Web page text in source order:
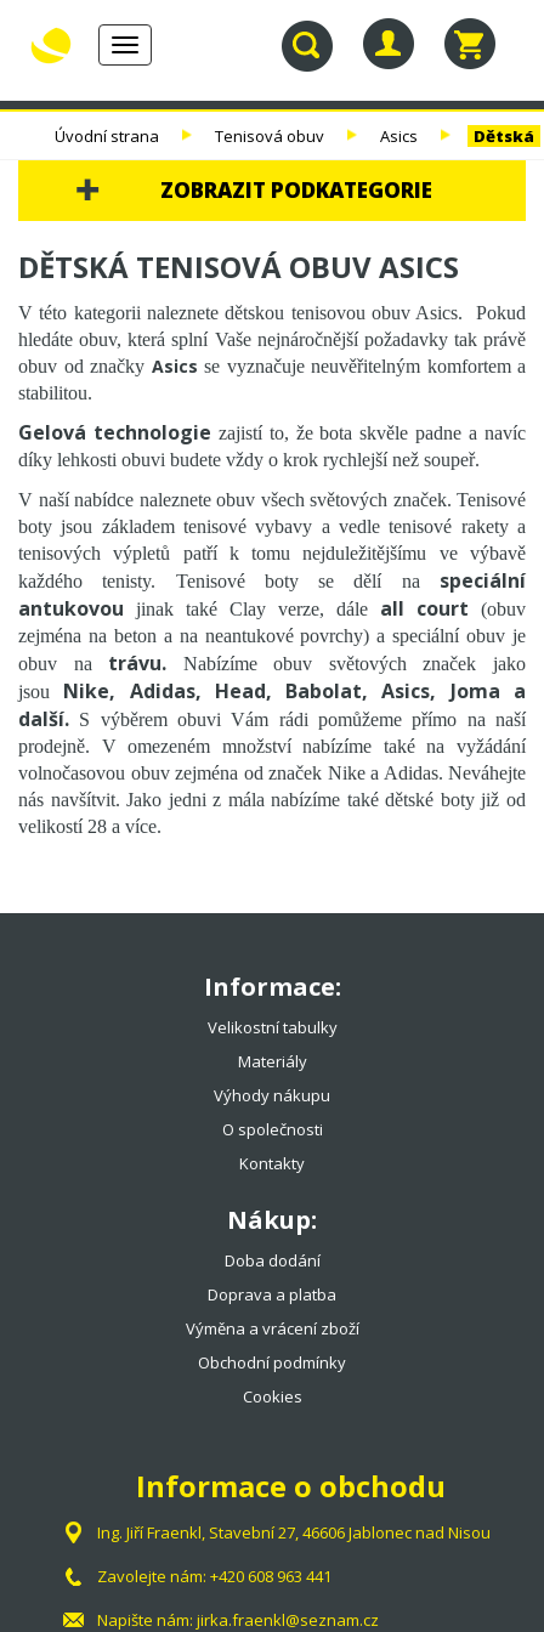
Toggle
navigation
30.
TENISOVÉ
TENISOVÉ
TENISOVÉ
Úvodní strana Tenisová obuv Asics Dětská
ZOBRAZIT PODKATEGORIE
30. NAROZENINY
TENISOVÉ VÝPLETY
TENISOVÉ TAŠKY
TENISOVÉ MÍČE
TENISOVÁ OBUV
ADIDAS
NIKE
WILSON
JOMA
MIZUNO
ASICS
PÁNSKÁ
DÁMSKÁ
DĚTSKÁ
YONEX
ROBIN SÖDERLING
TENISOVÉ OBLEČENÍ
TENISOVÉ DOPLŇKY
TOTÁLNÍ VÝPRODEJ %%%
DĚTSKÁ TENISOVÁ OBUV ASICS
V této kategorii naleznete dětskou tenisovou obuv Asics. Pokud
hledáte obuv, která splní Vaše nejnáročnější požadavky tak právě
obuv od značky Asics se vyznačuje neuvěřitelným komfortem a
stabilitou.
Gelová technologie zajistí to, že bota skvěle padne a navíc
díky lehkosti obuvi budete vždy o krok rychlejší než soupeř.
V naší nabídce naleznete obuv všech světových značek. Tenisové
boty jsou základem tenisové vybavy a vedle tenisové rakety a
tenisových výpletů patří k tomu nejduležitějšímu ve výbavě
každého tenisty. Tenisové boty se dělí na speciální
antukovou jinak také Clay verze, dále all court (obuv
zejména na beton a na neantukové povrchy) a speciální obuv je
obuv natrávu. Nabízíme obuv světových značek jako
jsou Nike, Adidas, Head, Babolat, Asics, Joma a
další. S výběrem obuvi Vám rádi pomůžeme přímo na naší
prodejně. V omezeném množství nabízíme také na vyžádání
volnočasovou obuv zejména od značek Nike a Adidas. Neváhejte
nás navšítvit. Jako jedni z mála nabízíme také dětské boty již od
velikostí 28 a více.
Informace:
Velikostní tabulky
Materiály
Výhody nákupu
O společnosti
Kontakty
Nákup:
Doba dodání
Doprava a platba
Výměna a vrácení zboží
Obchodní podmínky
Cookies
Informace o obchodu
Ing. Jiří Fraenkl, Stavební 27, 46606 Jablonec nad Nisou
Zavolejte nám: +420 608 963 441
Napište nám: jirka.fraenkl@seznam.cz